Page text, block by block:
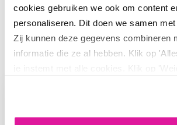
cookies gebruiken we ook om content
personaliseren. Dit doen we samen met
Zij kunnen deze gegevens combineren
informatie die ze al hebben. Klik op
vind je meer informatie. Je kunt altijd je
Ook interessant